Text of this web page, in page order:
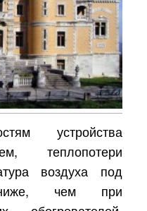
устройства
теплопотери
воздуха под
чем при